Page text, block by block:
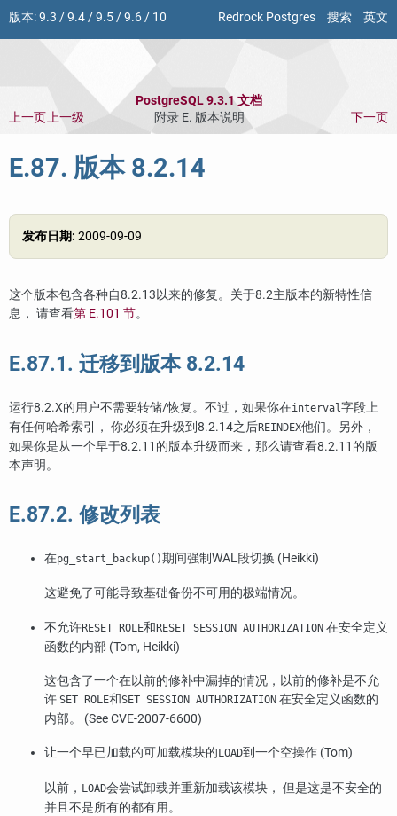
Redrock Postgres 搜索 英文
版本:9.3 /9.4/9.5/9.6/ 10
PostgreSQL 9.3.1 文档
上一页上一级 附录 E. 版本说明 下一页
E.87. 版本 8.2.14
发布日期: 2009-09-09
这个版本包含各种自8.2.13以来的修复。关于8.2主版本的新特性信
息， 请查看第 E.101 节。
E.87.1. 迁移到版本 8.2.14
运行8.2.X的用户不需要转储/恢复。不过，如果你在interval 字段上
有任何哈希索引， 你必须在升级到8.2.14之后REINDEX他们。另外，
如果你是从一个早于8.2.11的版本升级而来，那么请查看8.2.11的版
本声明。
E.87.2. 修改列表
在pg_start_backup()期间强制WAL段切换 (Heikki)
这避免了可能导致基础备份不可用的极端情况。
不允许RESET ROLE和RESET SESSION AUTHORIZATION 在安全定义
函数的内部 (Tom, Heikki)
这包含了一个在以前的修补中漏掉的情况，以前的修补是不允
许 SET ROLE和SET SESSION AUTHORIZATION 在安全定义函数的
内部。 (See CVE-2007-6600)
让一个早已加载的可加载模块的 LOAD到一个空操作 (Tom)
以前， LOAD会尝试卸载并重新加载该模块， 但是这是不安全的
并且不是所有的都有用。